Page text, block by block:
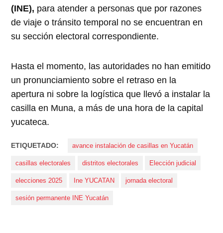
(INE), para atender a personas que por razones
de viaje o tránsito temporal no se encuentran en
su sección electoral correspondiente.
Hasta el momento, las autoridades no han emitido
un pronunciamiento sobre el retraso en la
apertura ni sobre la logística que llevó a instalar la
casilla en Muna, a más de una hora de la capital
yucateca.
ETIQUETADO: avance instalación de casillas en Yucatán
casillas electorales distritos electorales Elección judicial
elecciones 2025 Ine YUCATAN jornada electoral
sesión permanente INE Yucatán